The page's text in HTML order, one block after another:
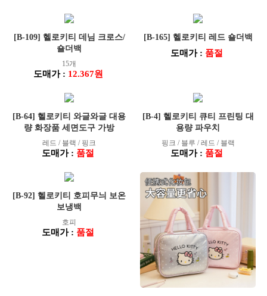
[B-109] 헬로키티 데님 크로스/
숄더백
15개
도매가 : 12.367원
[B-165] 헬로키티 레드 숄더백
도매가 : 품절
[B-64] 헬로키티 와글와글 대용
량 화장품 세면도구 가방
레드 / 블랙 / 핑크
도매가 : 품절
[B-4] 헬로키티 큐티 프린팅 대
용량 파우치
핑크 / 블루 / 레드 / 블랙
도매가 : 품절
[B-92] 헬로키티 호피무늬 보온
보냉백
호피
도매가 : 품절